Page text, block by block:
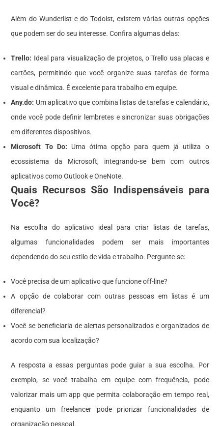
Além do Wunderlist e do Todoist, existem várias outras opções
que podem ser do seu interesse. Confira algumas delas:
Trello: Ideal para visualização de projetos, o Trello usa placas e
cartões, permitindo que você organize suas tarefas de forma
visual e dinâmica. É excelente para trabalho em equipe.
Any.do: Um aplicativo que combina listas de tarefas e calendário,
onde você pode definir lembretes e sincronizar suas obrigações
em diferentes dispositivos.
Microsoft To Do: Uma ótima opção para quem já utiliza o
ecossistema da Microsoft, integrando-se bem com outros
aplicativos como Outlook e OneNote.
Quais Recursos São Indispensáveis para
Você?
Na escolha do aplicativo ideal para criar listas de tarefas,
algumas funcionalidades podem ser mais importantes
dependendo do seu estilo de vida e trabalho. Pergunte-se:
Você precisa de um aplicativo que funcione off-line?
A opção de colaborar com outras pessoas em listas é um
diferencial?
Você se beneficiaria de alertas personalizados e organizados de
acordo com sua localização?
A resposta a essas perguntas pode guiar a sua escolha. Por
exemplo, se você trabalha em equipe com frequência, pode
valorizar mais um app que permita colaboração em tempo real,
enquanto um freelancer pode priorizar funcionalidades de
organização pessoal.